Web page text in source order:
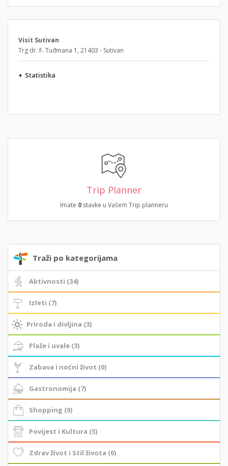
Visit Sutivan
Trg dr. F. Tuđmana 1, 21403 - Sutivan
+ Statistika
Trip Planner
Imate 0 stavke u Vašem Trip planneru
Traži po kategorijama
Aktivnosti (34)
Izleti (7)
Priroda i divljina (3)
Plaže i uvale (3)
Zabava i noćni život (0)
Gastronomija (7)
Shopping (0)
Povijest i Kultura (5)
Zdrav život i Stil života (0)